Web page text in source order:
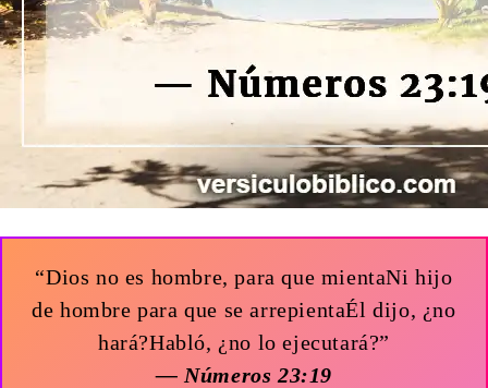
“Dios no es hombre, para que mientaNi hijo
de hombre para que se arrepientaÉl dijo, ¿no
hará?Habló, ¿no lo ejecutará?”
— Números 23:19